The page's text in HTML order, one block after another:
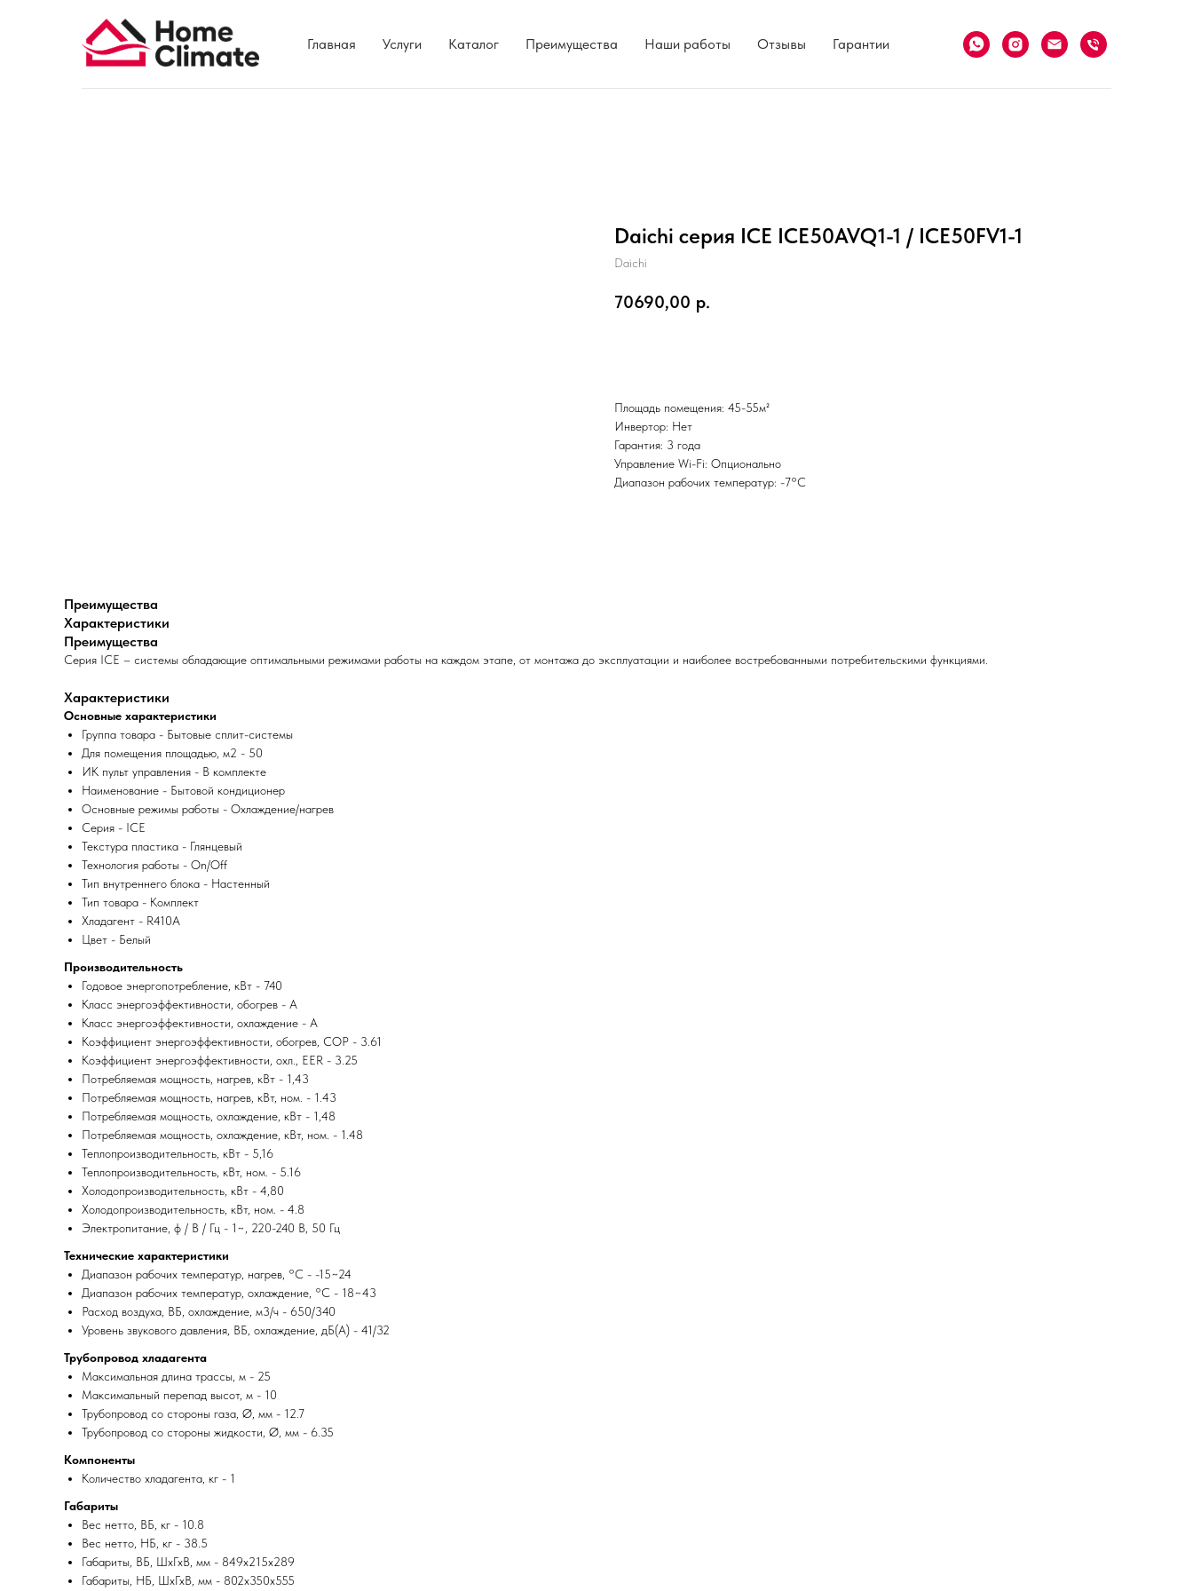
Главная Услуги Каталог Преимущества Наши работы Отзывы Гарантии
Daichi серия ICE ICE50AVQ1-1 / ICE50FV1-1
Daichi
70690,00 р.
Площадь помещения: 45-55м²
Инвертор: Нет
Гарантия: 3 года
Управление Wi-Fi: Опционально
Диапазон рабочих температур: -7°С
Преимущества
Характеристики
Преимущества
Серия ICE – системы обладающие оптимальными режимами работы на каждом этапе, от монтажа до эксплуатации и наиболее востребованными потребительскими функциями.
Характеристики
Основные характеристики
Группа товара - Бытовые сплит-системы
Для помещения площадью, м2 - 50
ИК пульт управления - В комплекте
Наименование - Бытовой кондиционер
Основные режимы работы - Охлаждение/нагрев
Серия - ICE
Текстура пластика - Глянцевый
Технология работы - On/Off
Тип внутреннего блока - Настенный
Тип товара - Комплект
Хладагент - R410A
Цвет - Белый
Производительность
Годовое энергопотребление, кВт - 740
Класс энергоэффективности, обогрев - A
Класс энергоэффективности, охлаждение - A
Коэффициент энергоэффективности, обогрев, COP - 3.61
Коэффициент энергоэффективности, охл., EER - 3.25
Потребляемая мощность, нагрев, кВт - 1,43
Потребляемая мощность, нагрев, кВт, ном. - 1.43
Потребляемая мощность, охлаждение, кВт - 1,48
Потребляемая мощность, охлаждение, кВт, ном. - 1.48
Теплопроизводительность, кВт - 5,16
Теплопроизводительность, кВт, ном. - 5.16
Холодопроизводительность, кВт - 4,80
Холодопроизводительность, кВт, ном. - 4.8
Электропитание, ф / В / Гц - 1~, 220-240 В, 50 Гц
Технические характеристики
Диапазон рабочих температур, нагрев, °C - -15~24
Диапазон рабочих температур, охлаждение, °C - 18~43
Расход воздуха, ВБ, охлаждение, м3/ч - 650/340
Уровень звукового давления, ВБ, охлаждение, дБ(А) - 41/32
Трубопровод хладагента
Максимальная длина трассы, м - 25
Максимальный перепад высот, м - 10
Трубопровод со стороны газа, Ø, мм - 12.7
Трубопровод со стороны жидкости, Ø, мм - 6.35
Компоненты
Количество хладагента, кг - 1
Габариты
Вес нетто, ВБ, кг - 10.8
Вес нетто, НБ, кг - 38.5
Габариты, ВБ, ШхГхВ, мм - 849x215x289
Габариты, НБ, ШхГхВ, мм - 802x350x555